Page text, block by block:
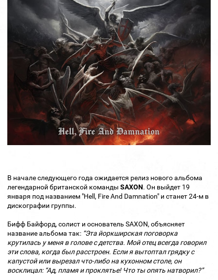
В начале следующего года ожидается релиз нового альбома
легендарной британской команды SAXON. Он выйдет 19
января под названием "Hell, Fire And Damnation" и станет 24-м в
дискографии группы.
Бифф Байфорд, солист и основатель SAXON, объясняет
название альбома так: “Эта йоркширская поговорка
крутилась у меня в голове с детства. Мой отец всегда говорил
эти слова, когда был расстроен. Если я вытоптал грядку с
капустой или вырезал что-либо на кухонном столе, он
восклицал: “Ад, пламя и проклятье! Что ты опять натворил?”